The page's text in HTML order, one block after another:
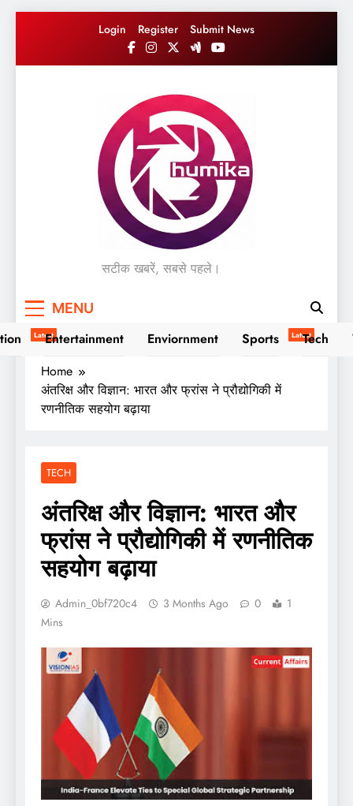
Login Register Submit News
सटीक खबरें, सबसे पहले।
MENU
LatestEntertainment Enviornment Sports LatestTech
Home
अंतरिक्ष और विज्ञान: भारत और फ्रांस ने प्रौद्योगिकी में
रणनीतिक सहयोग बढ़ाया
TECH
अंतरिक्ष और विज्ञान: भारत और
फ्रांस ने प्रौद्योगिकी में रणनीतिक
सहयोग बढ़ाया
Admin_0bf720c4 3 Months Ago 0
1
Mins